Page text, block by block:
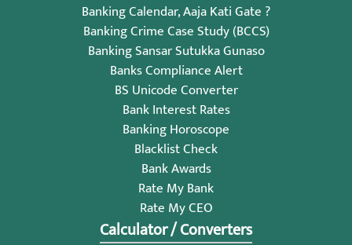
Banking Calendar, Aaja Kati Gate ?
Banking Crime Case Study (BCCS)
Banking Sansar Sutukka Gunaso
Banks Compliance Alert
BS Unicode Converter
Bank Interest Rates
Banking Horoscope
Blacklist Check
Bank Awards
Rate My Bank
Rate My CEO
Calculator / Converters